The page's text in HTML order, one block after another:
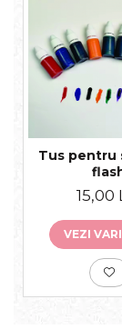
Tus pentru
15,00
VEZI